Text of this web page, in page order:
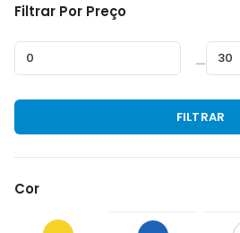
Filtrar Por Preço
Preço
Preço
—
FILTRAR
Cor